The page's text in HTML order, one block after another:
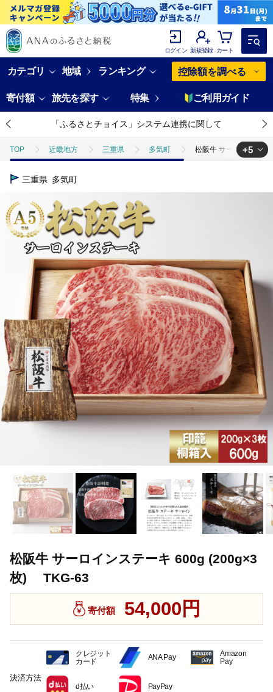
ログイン 新規登録 カート
カテゴリ 地域 ランキング 控除額を調べる
寄付額 旅先を探す 特集 ご利用ガイド
「ふるさとチョイス」システム連携に関して
TOP 近畿地方 三重県 多気町 松阪牛 サーロインス
TOP
TOP 肉 牛肉 松阪牛
肉 牛肉 ステーキ(牛肉)
肉 牛肉 焼肉(牛肉) 松阪牛 サーロインステー
+5
三重県 多気町
松阪牛 サーロインステーキ 600g (200g×3
枚) TKG-63
寄付額 54,000円
決済方法
クレジット
カード
ANA Pay
Amazon
Pay
d払い PayPay